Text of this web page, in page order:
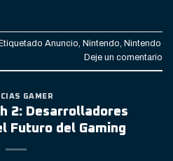
Anuncio, Nintendo, Nintendo
Deje un comentario
GAMER
2: Desarrolladores
Futuro del Gaming